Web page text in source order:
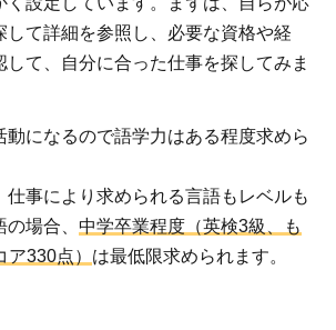
して詳細を参照し、必要な資格や経
して、自分に合った仕事を探してみま
動になるので語学力はある程度求めら
仕事により求められる言語もレベルも
場合、 中学卒業程度（英検3級、も
330点） は最低限求められます。